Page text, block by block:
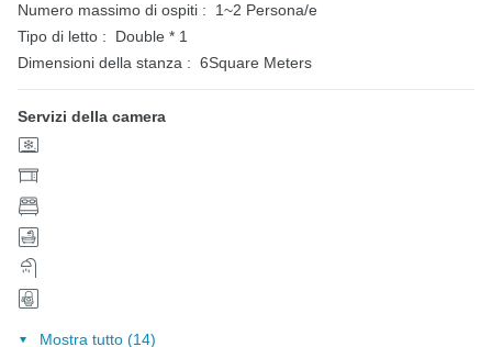
Numero massimo di ospiti :
1~2 Persona/e
Tipo di letto :
Double * 1
Dimensioni della stanza : 6Square Meters
Servizi della camera
Mostra tutto (14)